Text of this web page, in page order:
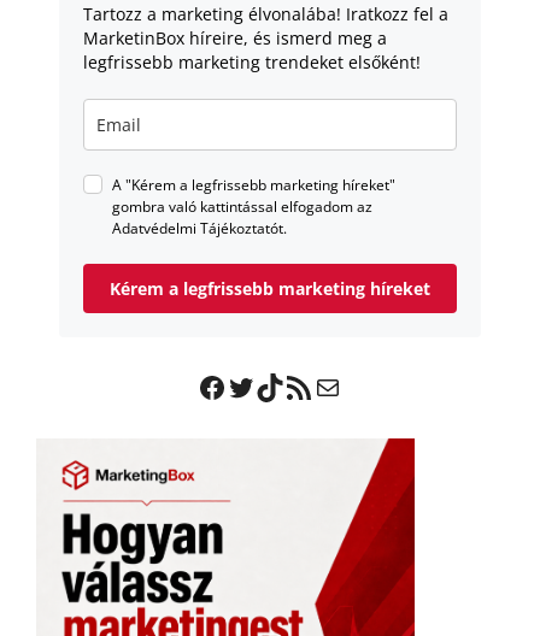
Tartozz a marketing élvonalába! Iratkozz fel a
MarketinBox híreire, és ismerd meg a
legfrissebb marketing trendeket elsőként!
A "Kérem a legfrissebb marketing híreket"
gombra való kattintással elfogadom az
Adatvédelmi Tájékoztatót.
Kérem a legfrissebb marketing híreket
Facebook
Twitter
TikTok
RSS Feed
Mail